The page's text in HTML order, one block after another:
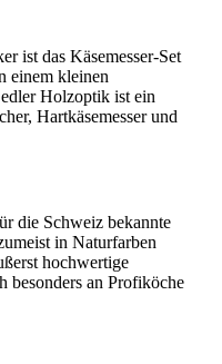
ist das Käsemesser-Set
einem kleinen
Holzoptik ist ein
Hartkäsemesser und
die Schweiz bekannte
in Naturfarben
hochwertige
besonders an Profiköche